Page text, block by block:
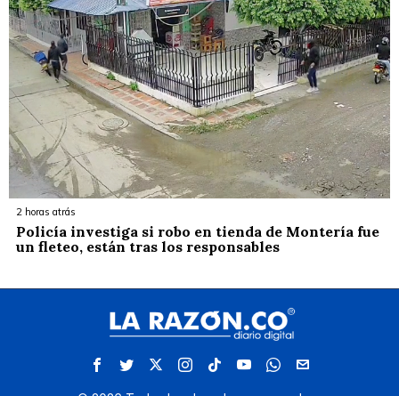
2 horas atrás
Policía investiga si robo en tienda de Montería fue
un fleteo, están tras los responsables